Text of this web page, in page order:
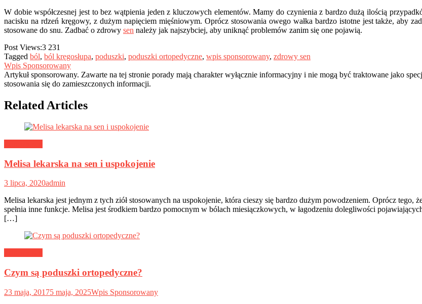
W dobie współczesnej jest to bez wątpienia jeden z kluczowych elementów. Mamy do czynienia z bardzo dużą ilością
nacisku na rdzeń kręgowy, z dużym napięciem mięśniowym. Oprócz stosowania owego wałka bardzo istotne jest także, aby
stosowane do snu. Zadbać o zdrowy sen należy jak najszybciej, aby uniknąć problemów zanim się one pojawią.
Post Views:3 231
Tagged ból, ból kręgosłupa, poduszki, poduszki ortopedyczne, wpis sponsorowany, zdrowy sen
Wpis Sponsorowany
Artykuł sponsorowany. Zawarte na tej stronie porady mają charakter wyłącznie informacyjny i nie mogą być traktowane jako
stosowania się do zamieszczonych informacji.
Related Articles
Melisa lekarska na sen i uspokojenie
3 lipca, 2020admin
Melisa lekarska jest jednym z tych ziół stosowanych na uspokojenie, która cieszy się bardzo dużym powodzeniem. Oprócz tego,
spełnia inne funkcje. Melisa jest środkiem bardzo pomocnym w bólach miesiączkowych, w łagodzeniu dolegliwości
[…]
Czym są poduszki ortopedyczne?
23 maja, 20175 maja, 2025Wpis Sponsorowany